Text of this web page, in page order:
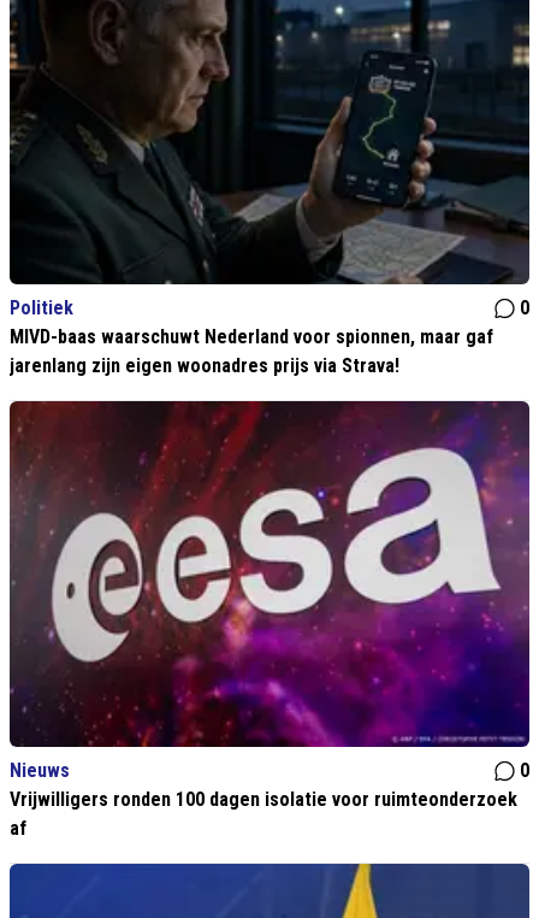
Politiek
0
MIVD-baas waarschuwt Nederland voor spionnen, maar gaf
jarenlang zijn eigen woonadres prijs via Strava!
Nieuws
0
Vrijwilligers ronden 100 dagen isolatie voor ruimteonderzoek
af